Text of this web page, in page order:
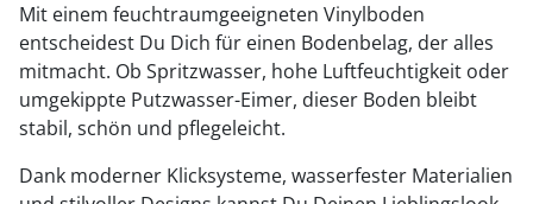
Mit einem feuchtraumgeeigneten Vinylboden
entscheidest Du Dich für einen Bodenbelag, der alles
mitmacht. Ob Spritzwasser, hohe Luftfeuchtigkeit oder
umgekippte Putzwasser-Eimer, dieser Boden bleibt
stabil, schön und pflegeleicht.
Dank moderner Klicksysteme, wasserfester Materialien